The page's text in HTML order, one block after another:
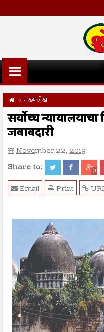
मुख्य लेख
सर्वोच्च
जबाबदारी
November 22, 2019
Share to: 0
Print
Email